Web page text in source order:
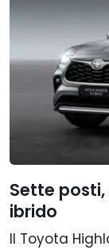
Sette
ibrido
Il Toyota